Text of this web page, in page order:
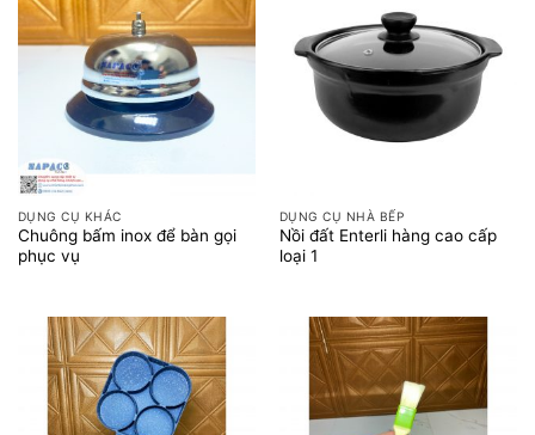
DỤNG CỤ KHÁC
Chuông bấm inox để bàn gọi
phục vụ
DỤNG CỤ NHÀ BẾP
Nồi đất Enterli hàng cao cấp
loại 1